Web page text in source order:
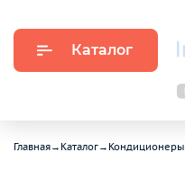
Каталог
Главная→ Каталог→ Кондиционеры